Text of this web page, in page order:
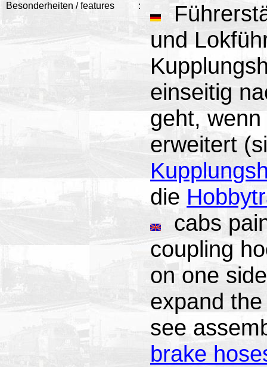
Besonderheiten / features :
und
einseitig
geht,
erweitert
die
cabs
coupling
on one
expand
see
brake